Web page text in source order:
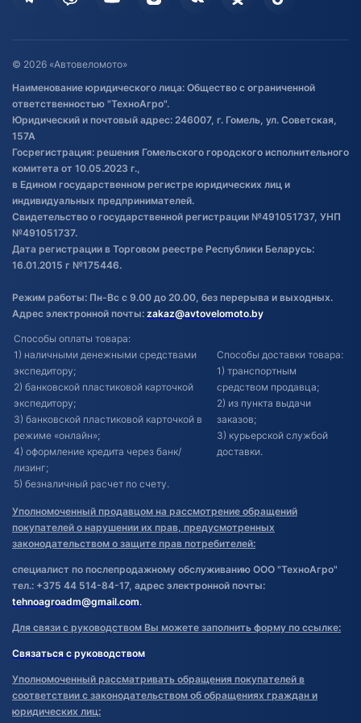
Оставить отзыв
Договор публичной оферты
Обработка файлов cookie
Постановка транспорта на учет
Обновления в ЭПТС 2024
© 2026 «Автовеломото»
Наименование юридического лица: Общество с ограниченной
ответственностью "ТехноАгро".
Юридический и почтовый адрес: 246007, г. Гомель, ул. Советская,
157А
Госрегистрация: решения Гомельского городского исполнительного
комитета от 10.05.2023 г.,
в Едином государственном регистре юридических лиц и
индивидуальных предпринимателей.
Свидетельство о государственной регистрации №491051737, УНП
№491051737.
Дата регистрации в Торговом реестре Республики Беларусь:
16.01.2015 г №175446.
Режим работы: Пн-Вс с 9.00 до 20.00, без перерыва и выходных.
Адрес электронной почты: zakaz@avtovelomoto.by
Способы оплаты товара:
1) наличными денежными средствами
экспедитору;
2) банковской пластиковой карточкой
экспедитору;
3) банковской пластиковой карточкой в
режиме «онлайн»;
4) оформление кредита через банк/
лизинг;
5) безналичный расчет по счету.
Способы доставки товара:
1) транспортным
средством продавца;
2) из пункта выдачи
заказов;
3) курьерской службой
доставки.
Уполномоченный продавцом на рассмотрение обращений
покупателей о нарушении их прав, предусмотренных
законодательством о защите прав потребителей:
специалист по послепродажному обслуживанию ООО "ТехноАгро"
тел.: +375 44 514-84-17, адрес электронной почты:
tehnoagroadm@gmail.com.
Для связи с руководством Вы можете заполнить форму по ссылке:
Связаться с руководством
Уполномоченный рассматривать обращения покупателей в
соответствии с законодательством об обращениях граждан и
юридических лиц: